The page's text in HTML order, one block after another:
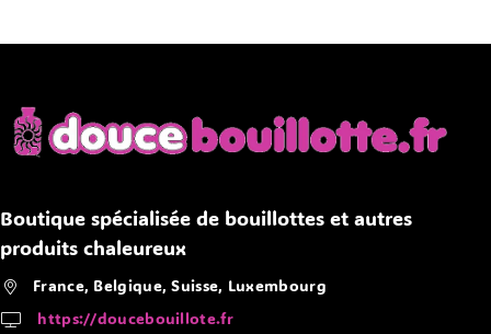
Boutique spécialisée de bouillottes et autres
produits chaleureux
France, Belgique, Suisse, Luxembourg
https://doucebouillote.fr